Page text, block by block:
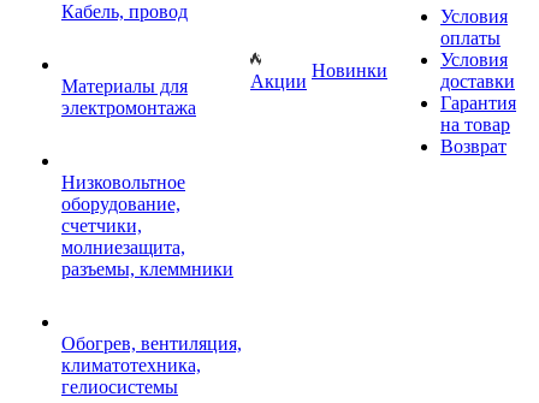
Кабель, провод
Материалы для
электромонтажа
Низковольтное
оборудование,
счетчики,
молниезащита,
разъемы, клеммники
Обогрев, вентиляция,
климатотехника,
гелиосистемы
Акции
Новинки
Условия
оплаты
Условия
доставки
Гарантия
на товар
Возврат